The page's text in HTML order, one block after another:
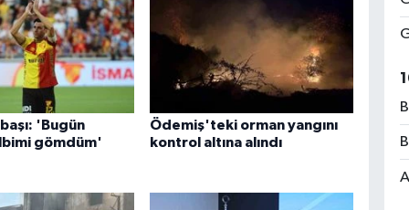
'Bugün
gömdüm'
Ödemiş'teki orman yangını
kontrol altına alındı